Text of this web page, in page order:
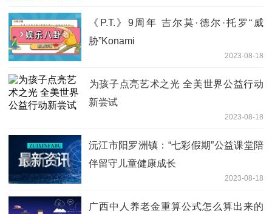
《P.T.》9周年 吉尔莫·德尔·托罗“威
胁”Konami
2023-08-18
​为孩子点亮艺术之光 全美世界公益行动
新尝试
2023-08-18
沅江市阳罗洲镇：“七彩假期”公益课堂陪
伴留守儿童健康成长
2023-08-18
广西中人养老金重算公式怎么算出来的